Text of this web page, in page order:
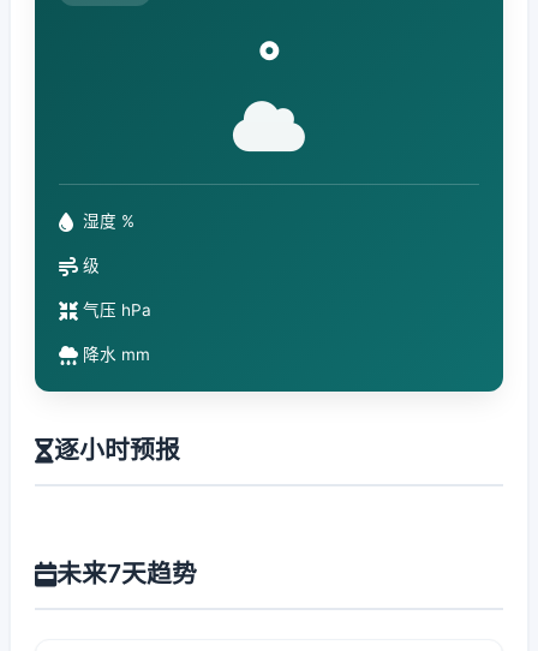
°
湿度 %
级
气压 hPa
降水 mm
逐小时预报
未来7天趋势